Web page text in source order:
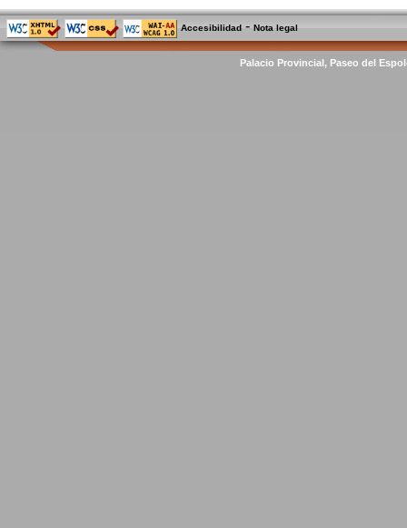
Accesibilidad -Nota legal
Palacio Provincial, Paseo del